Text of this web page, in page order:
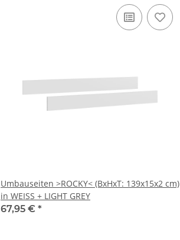
Umbauseiten >ROCKY< (BxHxT: 139x15x2 cm)
in WEISS + LIGHT GREY
67,95 € *